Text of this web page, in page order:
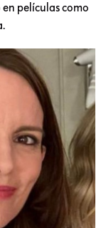
películas como